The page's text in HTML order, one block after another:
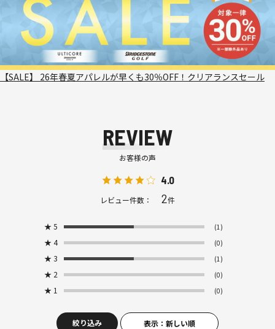
【SALE】 26年春夏アパレルが早くも30％OFF！クリアランスセール
REVIEW
お客様の声
4.0
レビュー件数： 2件
★ 5 (1)
★ 4 (0)
★ 3 (1)
★ 2 (0)
★ 1 (0)
絞り込み 表示：新しい順